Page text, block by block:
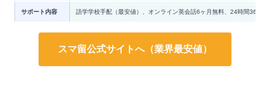
サポート内容 語学学校手配（最安値）、オンライン英会話6ヶ月無料、24時間365日
スマ留公式サイトへ（業界最安値）